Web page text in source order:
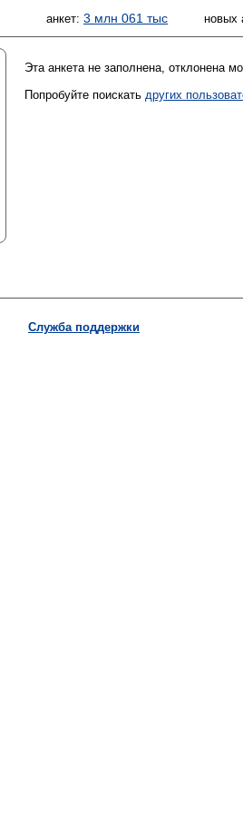
анкет: 3 млн 061 тыс новых
Эта анкета не заполнена, отклонена
Попробуйте поискать других
Служба поддержки